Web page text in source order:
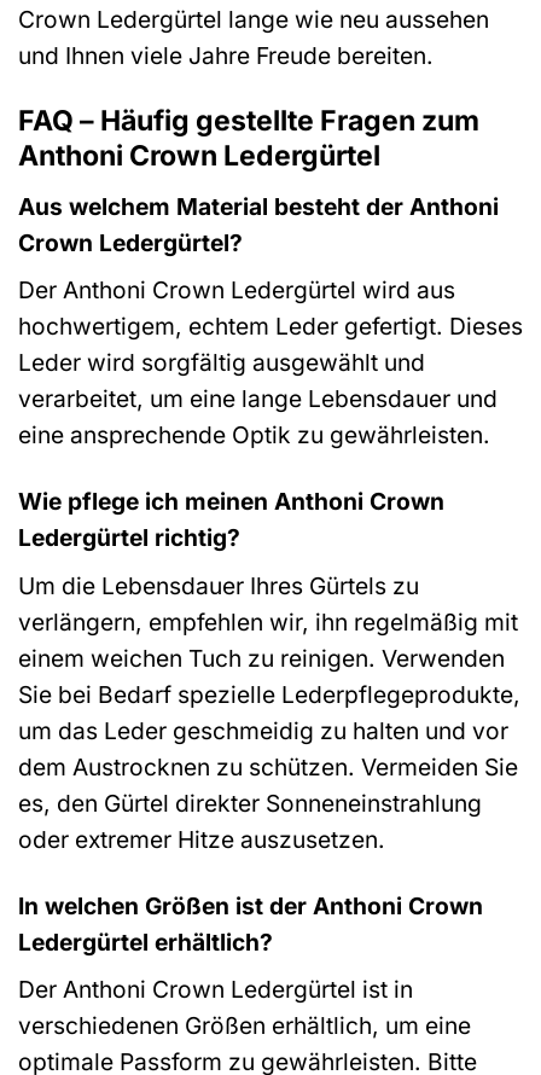
Crown Ledergürtel lange wie neu aussehen
und Ihnen viele Jahre Freude bereiten.
FAQ – Häufig gestellte Fragen zum
Anthoni Crown Ledergürtel
Aus welchem Material besteht der Anthoni
Crown Ledergürtel?
Der Anthoni Crown Ledergürtel wird aus
hochwertigem, echtem Leder gefertigt. Dieses
Leder wird sorgfältig ausgewählt und
verarbeitet, um eine lange Lebensdauer und
eine ansprechende Optik zu gewährleisten.
Wie pflege ich meinen Anthoni Crown
Ledergürtel richtig?
Um die Lebensdauer Ihres Gürtels zu
verlängern, empfehlen wir, ihn regelmäßig mit
einem weichen Tuch zu reinigen. Verwenden
Sie bei Bedarf spezielle Lederpflegeprodukte,
um das Leder geschmeidig zu halten und vor
dem Austrocknen zu schützen. Vermeiden Sie
es, den Gürtel direkter Sonneneinstrahlung
oder extremer Hitze auszusetzen.
In welchen Größen ist der Anthoni Crown
Ledergürtel erhältlich?
Der Anthoni Crown Ledergürtel ist in
verschiedenen Größen erhältlich, um eine
optimale Passform zu gewährleisten. Bitte